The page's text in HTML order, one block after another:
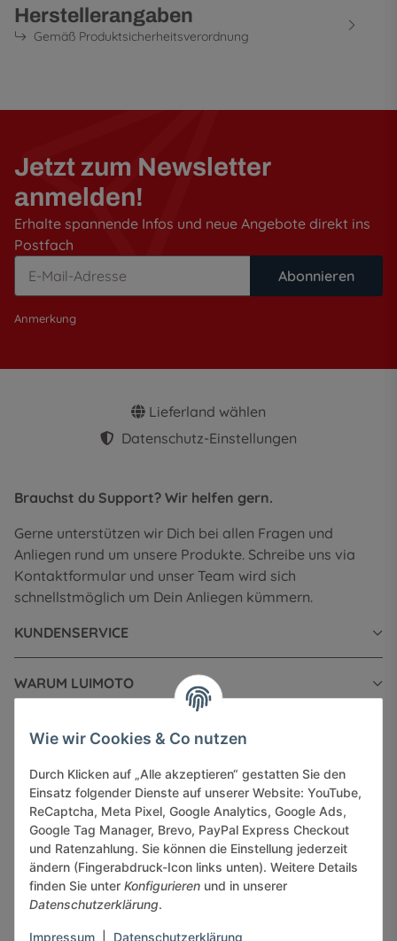
Herstellerangaben
Gemäß Produktsicherheitsverordnung
Jetzt zum Newsletter
anmelden!
Erhalte spannende Infos und neue Angebote direkt ins
Postfach
Abonnieren
Anmerkung
Lieferland wählen
Datenschutz-Einstellungen
Brauchst du Support? Wir helfen gern.
Gerne unterstützen wir Dich bei allen Fragen und
Anliegen rund um unsere Produkte. Schreibe uns via
Kontaktformular und unser Team wird sich
schnellstmöglich um Dein Anliegen kümmern.
KUNDENSERVICE
WARUM LUIMOTO
INFORMATIONEN
GESETZLICHE INFORMATIONEN
Sicher bezahlen via:
Wie wir Cookies & Co nutzen
Durch Klicken auf „Alle akzeptieren“ gestatten Sie den
Einsatz folgender Dienste auf unserer Website: YouTube,
ReCaptcha, Meta Pixel, Google Analytics, Google Ads,
Google Tag Manager, Brevo, PayPal Express Checkout
und Ratenzahlung. Sie können die Einstellung jederzeit
ändern (Fingerabdruck-Icon links unten). Weitere Details
finden Sie unter Konfigurieren und in unserer
Datenschutzerklärung.
Impressum Datenschutzerklärung